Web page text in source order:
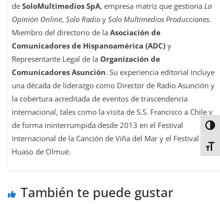
deSoloMultimedios SpA, empresa matriz que gestiona La
Opinión Online,Solo Radio ySolo Multimedios Producciones.
Miembro del directorio de laAsociación de
Comunicadores de Hispanoamérica (ADC) y
Representante Legal de la Organización de
Comunicadores Asunción. Su experiencia editorial incluye
una década de liderazgo como Director de Radio Asunción y
la cobertura acreditada de eventos de trascendencia
internacional, tales como la visita de S.S. Francisco a Chile y
de forma ininterrumpida desde 2013 en el Festival
Internacional de la Canción de Viña del Mar y el Festival del
Huaso de Olmué.
También te puede gustar